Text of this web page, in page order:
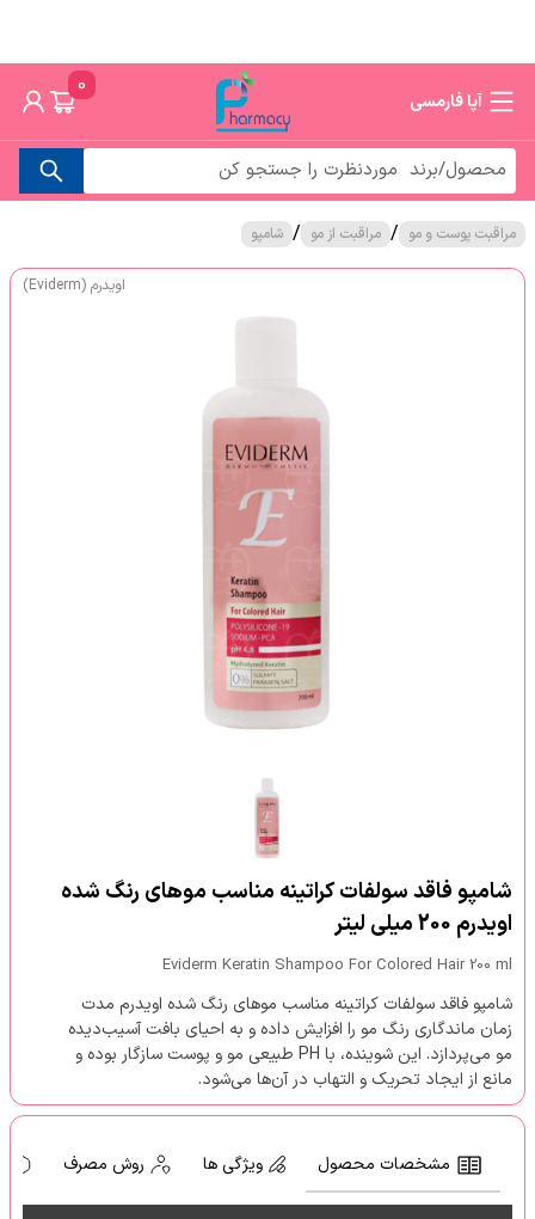
آپا فارمسی
0
مراقبت پوست و مو / مراقبت از مو / شامپو
اویدرم (Eviderm)
شامپو فاقد سولفات کراتینه مناسب موهای رنگ شده
اویدرم 200 میلی لیتر
Eviderm Keratin Shampoo For Colored Hair 200 ml
شامپو فاقد سولفات کراتینه مناسب موهای رنگ شده اویدرم مدت
زمان ماندگاری رنگ مو را افزایش داده و به احیای بافت آسیب‌دیده
مو می‌پردازد. این شوینده، با PH طبیعی مو و پوست سازگار بوده و
مانع از ایجاد تحریک و التهاب در آن‌ها می‌شود.
مشخصات محصول ویژگی ها روش مصرف